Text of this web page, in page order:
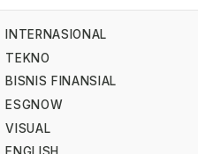
INTERNASIONAL
TEKNO
BISNIS FINANSIAL
ESGNOW
VISUAL